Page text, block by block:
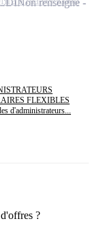
FLEXIBLES
d'administrateurs...
?